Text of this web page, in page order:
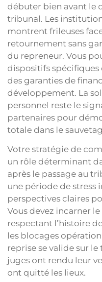
débuter bien avant le
tribunal. Les
montrent frileuses
retournement sans
du repreneur. Vous
dispositifs
des garanties de
développement. La
personnel reste le
partenaires pour
totale dans le
Votre stratégie de
un rôle déterminant
après le passage au
une période de stress
perspectives claires
Vous devez incarner
respectant l’histoire
les blocages
reprise se valide sur le
juges ont rendu leur
ont quitté les lieux.